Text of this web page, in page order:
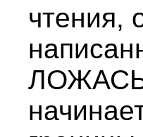
чтения,